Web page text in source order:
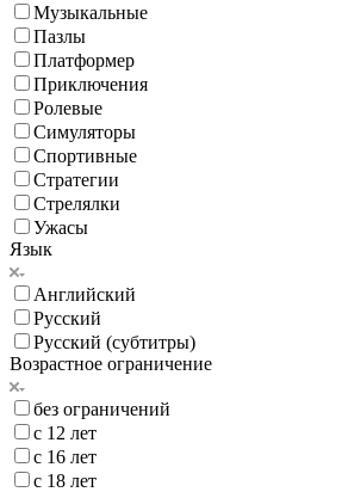
Музыкальные
Пазлы
Платформер
Приключения
Ролевые
Симуляторы
Спортивные
Стратегии
Стрелялки
Ужасы
Язык
Английский
Русский
Русский (субтитры)
Возрастное ограничение
без ограничений
с 12 лет
с 16 лет
с 18 лет